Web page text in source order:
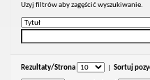
Uzyj filtrów aby zagęścić wyszukiwanie.
Rezultaty/Strona Sortuj